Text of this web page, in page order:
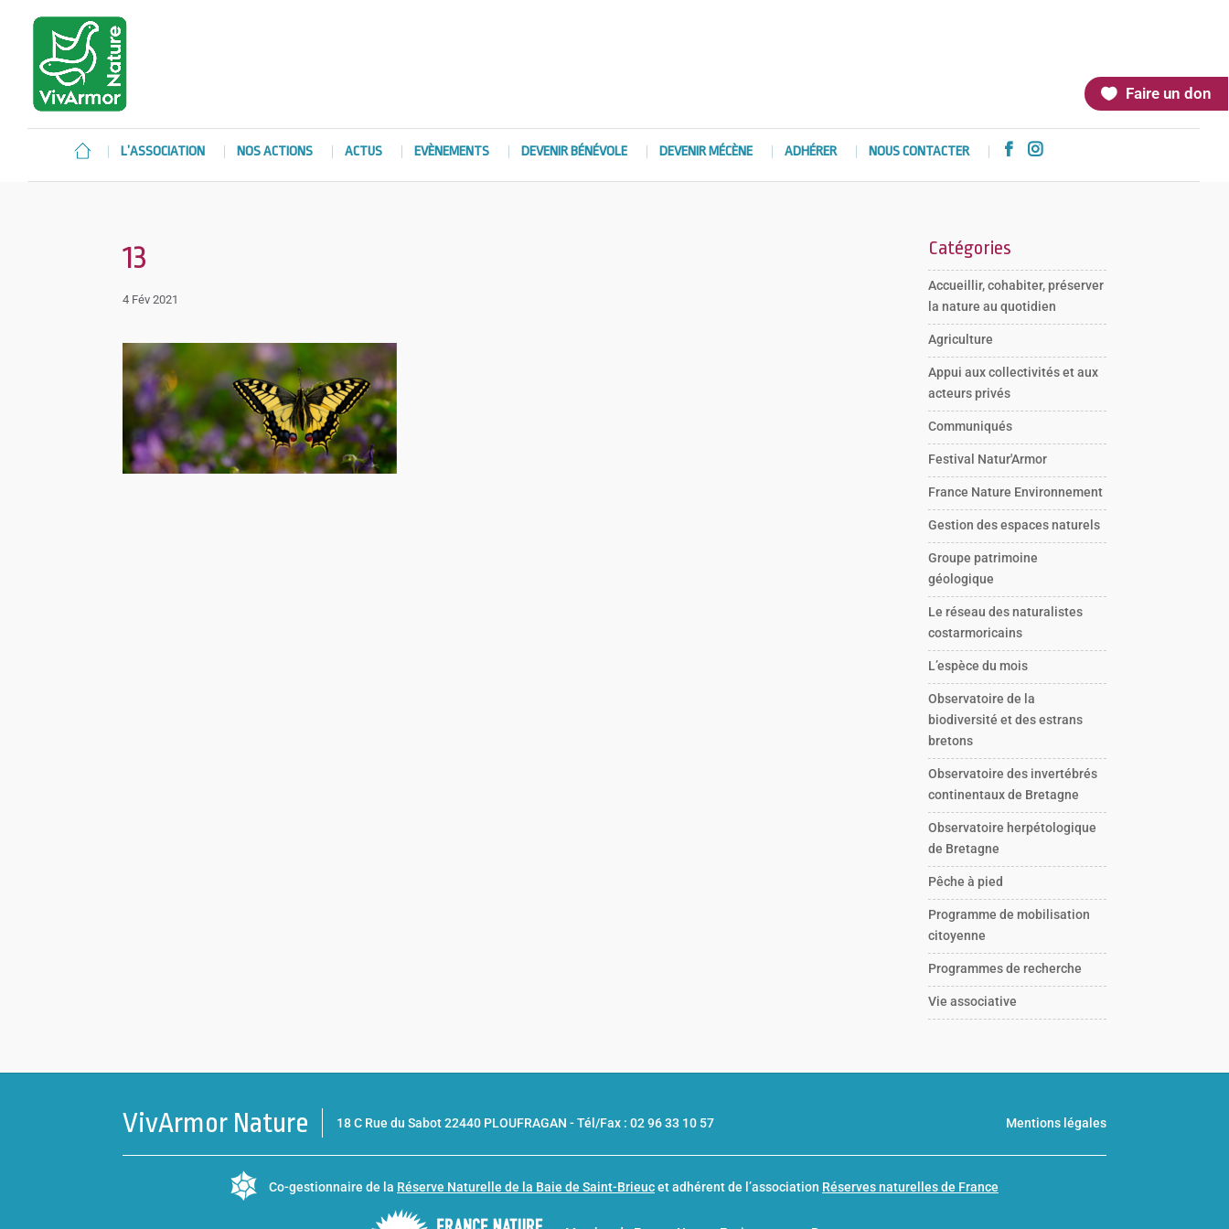
Faire un don
L’ASSOCIATION NOS ACTIONS ACTUS EVÈNEMENTS DEVENIR BÉNÉVOLE DEVENIR MÉCÈNE ADHÉRER NOUS CONTACTER  
13
4 Fév 2021
Catégories
Accueillir, cohabiter, préserver
la nature au quotidien
Agriculture
Appui aux collectivités et aux
acteurs privés
Communiqués
Festival Natur'Armor
France Nature Environnement
Gestion des espaces naturels
Groupe patrimoine
géologique
Le réseau des naturalistes
costarmoricains
L’espèce du mois
Observatoire de la
biodiversité et des estrans
bretons
Observatoire des invertébrés
continentaux de Bretagne
Observatoire herpétologique
de Bretagne
Pêche à pied
Programme de mobilisation
citoyenne
Programmes de recherche
Vie associative
VivArmor Nature 18 C Rue du Sabot 22440 PLOUFRAGAN -Tél/Fax : 02 96 33 10 57 Mentions légales
Co-gestionnaire de la Réserve Naturelle de la Baie de Saint-Brieucet adhérent de l’association Réserves naturelles de France